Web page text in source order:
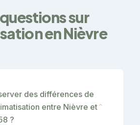
sur
en Nièvre
des différences de
entre Nièvre et
?
⌄